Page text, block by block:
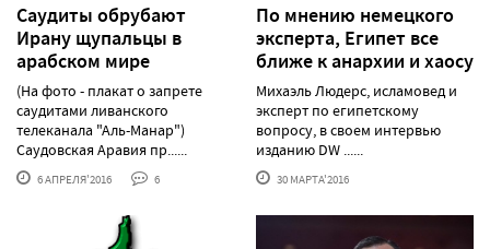
Саудиты обрубают
Ирану щупальцы в
арабском мире
(На фото - плакат о запрете
саудитами ливанского
телеканала "Аль-Манар")
Саудовская Аравия пр......
6 АПРЕЛЯ'2016 6
По мнению немецкого
эксперта, Египет все
ближе к анархии и хаосу
Михаэль Людерс, исламовед и
эксперт по египетскому
вопросу, в своем интервью
изданию DW ......
30 МАРТА'2016